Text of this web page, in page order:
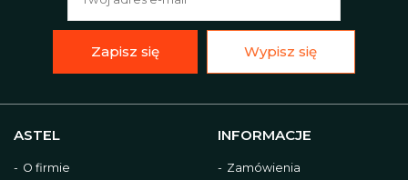
ASTEL
O firmie
INFORMACJE
Zamówienia
Zapisz się Wypisz się